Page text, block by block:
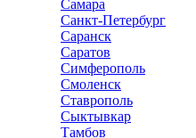
Самара
Санкт-Петербург
Саранск
Саратов
Симферополь
Смоленск
Ставрополь
Сыктывкар
Тамбов